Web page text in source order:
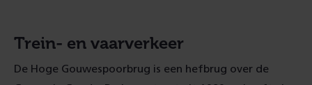
Trein- en vaarverkeer
De Hoge Gouwespoorbrug is een hefbrug over de